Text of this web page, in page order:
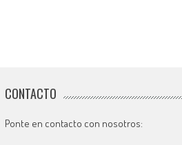
CONTACTO
Ponte en contacto con nosotros: